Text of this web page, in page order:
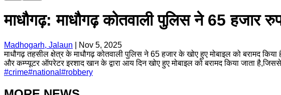
माधौगढ़: माधौगढ़ कोतवाली पुलिस ने 65 हजार
Madhogarh, Jalaun
Nov 5, 2025
माधौगढ़ तहसील क्षेत्र के माधौगढ़ कोतवाली पुलिस ने 65 हजार के खोए हुए मोबाइल को बरामद
और कम्प्यूटर ऑपरेटर इरशाद खान के द्वारा आय दिन खोए हुए मोबाइल को बरामद किया जाता
#crime#national #robbery